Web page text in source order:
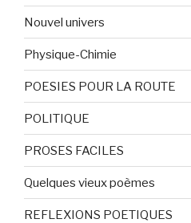
Nouvel univers
Physique-Chimie
POESIES POUR LA ROUTE
POLITIQUE
PROSES FACILES
Quelques vieux poèmes
REFLEXIONS POETIQUES